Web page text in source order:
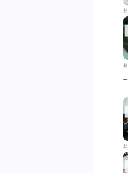
#
#
#